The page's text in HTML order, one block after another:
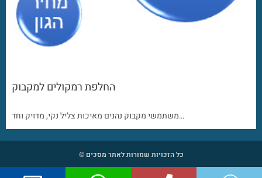
החלפת רמקולים למקבוק
משתמשי מקבוק נהנים מאיכות צליל נקי, מדויק וחד…
כל הזכויות שמורות לאתר מסכים ©